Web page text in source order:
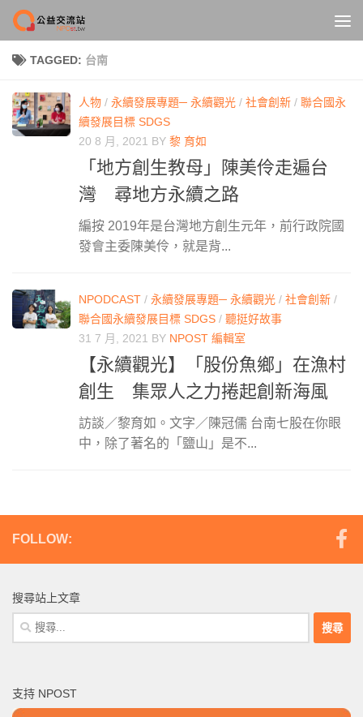
Skip to content
TAGGED: 台南
人物 / 永續發展專題─ 永續觀光 / 社會創新 / 聯合國永
續發展目標 SDGS
20 8 月, 2021 BY 黎 育如
「地方創生教母」陳美伶走遍台
灣 尋地方永續之路
編按 2019年是台灣地方創生元年，前行政院國
發會主委陳美伶，就是背...
NPODCAST / 永續發展專題─ 永續觀光 / 社會創新 /
聯合國永續發展目標 SDGS / 聽挺好故事
31 7 月, 2021 BY NPOST 編輯室
【永續觀光】「股份魚鄉」在漁村
創生 集眾人之力捲起創新海風
訪談／黎育如。文字／陳冠儒 台南七股在你眼
中，除了著名的「鹽山」是不...
FOLLOW:
搜尋站上文章
搜
尋
字:
支持 NPOST